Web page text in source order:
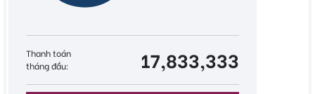
Thanh toán
tháng đầu:
17,833,333